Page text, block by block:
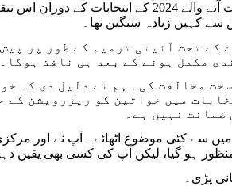
کئی لوگوں کا کہنا تھا کہ آپ کی حکومت آنے
کہیں زیادہ سنگین تھا۔
شکتی وندن ایکٹ کو آرٹیکل 334 اے کے تحت
مکمل ہونے کے بعد ہی نافذ ہوگا۔
مخالفت کی۔ ہم نے دلیل دی کہ
نہیں ہے، 2024 کے انتخابات میں خواتین
نہیں ہے۔
ہو گیا، لیکن آپ کی کسی بھی یقین
پڑی۔